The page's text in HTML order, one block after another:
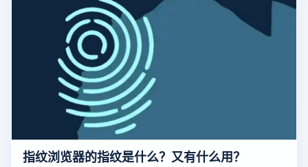
指纹浏览器的指纹是什么？又有什么用？